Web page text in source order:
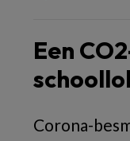
Een
Corona-